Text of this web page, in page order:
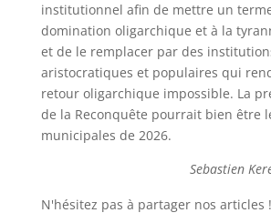
institutionnel afin de mettre un
domination oligarchique et à la
et de le remplacer par des
aristocratiques et populaires qui
retour oligarchique impossible. La
de la Reconquête pourrait bien être
municipales de 2026.
Sebastien
N'hésitez pas à partager nos articles !